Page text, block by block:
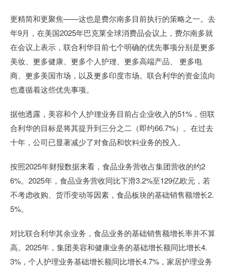
更精简和更聚焦——这也是费尔南多目前执行的策略之一。去
年9月，在美国2025年巴克莱全球消费品会议上，费尔南多就
在会议上表示，联合利华目前七个明确的优先事项分别是更多
美妆、更多健康、更多个人护理、更多高端产品、 更多电
商、更多美国市场，以及更多印度市场。联合利华的资金流向
也遵循着这些优先事项。
据他透露，美容和个人护理业务目前占企业收入的51%，但联
合利华的目标是将其提升到三分之二（即约66.7%）。在过去
十年，公司已显著减少了对食品和饮料业务的投入。
按照2025年财报数据来看，食品业务营收占集团营收的约2
6%。2025年，食品业务营收同比下滑3.2%至129亿欧元，若
不考虑收购、货币变动等因素，食品板块的基础销售额增长2.
5%。
对比联合利华其余业务，食品业务的基础销售额增长率并不算
高。2025年，集团美容和健康业务的基础增长额同比增长4.
3%，个人护理业务基础增长额同比增长4.7%，家居护理业务